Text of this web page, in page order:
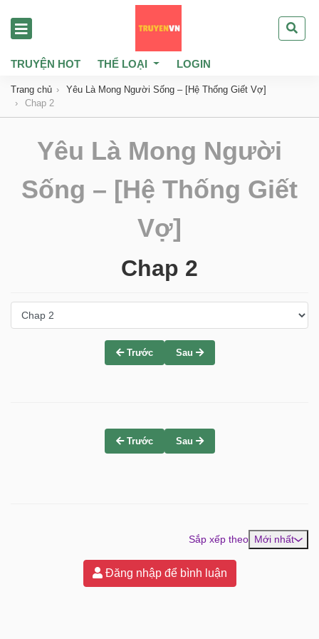
TRUYỆN HOT THỂ LOẠI LOGIN
Trang chủ
Yêu Là Mong Người Sống – [Hệ Thống Giết Vợ]
Chap 2
Yêu Là Mong Người
Sống – [Hệ Thống Giết
Vợ]
Chap 2
Trước Sau
Trước Sau
Sắp xếp theo Mới nhất
Đăng nhập để bình luận